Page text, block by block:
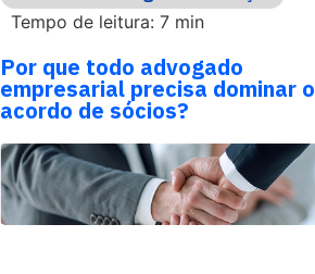
Tempo de leitura: 7 min
Por que todo advogado
empresarial precisa dominar o
acordo de sócios?